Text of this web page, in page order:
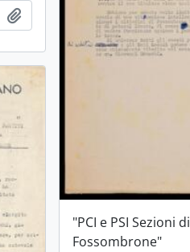
Ajouter au presse-papier
"PCI e PSI Sezioni di
Fossombrone"